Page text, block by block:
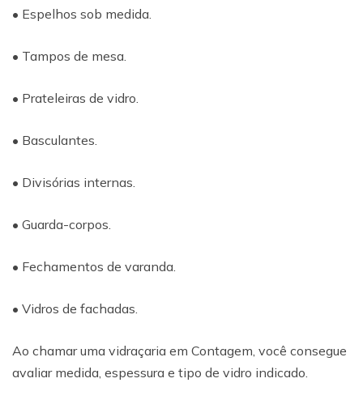
• Espelhos sob medida.
• Tampos de mesa.
• Prateleiras de vidro.
• Basculantes.
• Divisórias internas.
• Guarda-corpos.
• Fechamentos de varanda.
• Vidros de fachadas.
Ao chamar uma vidraçaria em Contagem, você consegue
avaliar medida, espessura e tipo de vidro indicado.